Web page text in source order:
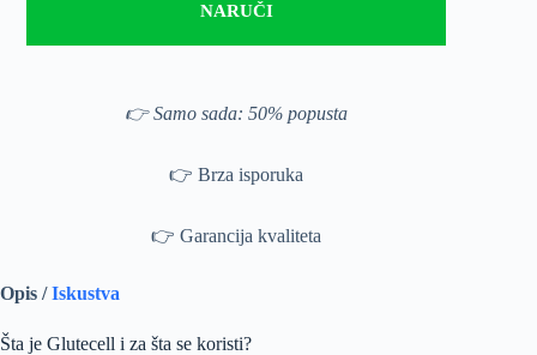
NARUČI
👉 Samo sada: 50% popusta
👉 Brza isporuka
👉 Garancija kvaliteta
Opis /Iskustva
Šta je Glutecell i za šta se koristi?